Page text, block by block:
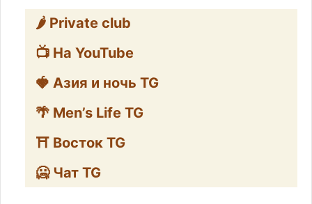
🌶️ Private club
📺 На YouTube
🍓 Азия и ночь TG
🌴 Men’s Life TG
⛩️ Восток TG
🥶 Чат TG